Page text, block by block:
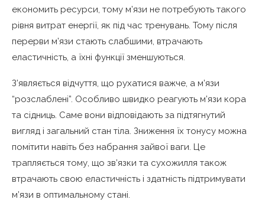
економить ресурси, тому м’язи не потребують такого
рівня витрат енергії, як під час тренувань. Тому після
перерви м’язи стають слабшими, втрачають
еластичність, а їхні функції зменшуються.
З’являється відчуття, що рухатися важче, а м’язи
“розслаблені”. Особливо швидко реагують м’язи кора
та сідниць. Саме вони відповідають за підтягнутий
вигляд і загальний стан тіла. Зниження їх тонусу можна
помітити навіть без набрання зайвої ваги. Це
трапляється тому, що зв’язки та сухожилля також
втрачають свою еластичність і здатність підтримувати
м’язи в оптимальному стані.